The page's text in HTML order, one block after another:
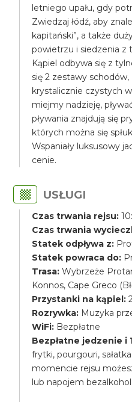
letniego upału, gdy
Zwiedzaj łódź, aby
kapitański”, a także
powietrzu i siedzenia z
Kąpiel odbywa się z
się 2 zestawy
krystalicznie czystych
miejmy nadzieję,
pływania znajdują się
których można się
Wspaniały luksusowy
cenie.
USŁUGI
Czas trwania rejsu:
Czas trwania
Statek odpływa z:
Statek powraca do:
Trasa: Wybrzeże
Konnos, Cape Greco
Przystanki na kąpiel:
Rozrywka: Muzyka
WiFi: Bezpłatne
Bezpłatne jedzenie i
frytki, pourgouri,
momencie rejsu
lub napojem